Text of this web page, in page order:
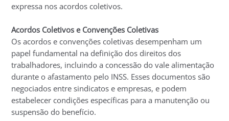
expressa nos acordos coletivos.
Acordos Coletivos e Convenções Coletivas
Os acordos e convenções coletivas desempenham um
papel fundamental na definição dos direitos dos
trabalhadores, incluindo a concessão do vale alimentação
durante o afastamento pelo INSS. Esses documentos são
negociados entre sindicatos e empresas, e podem
estabelecer condições específicas para a manutenção ou
suspensão do benefício.